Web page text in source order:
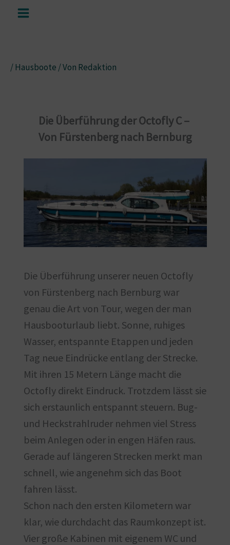
/Hausboote / Von Redaktion
Die Überführung der Octofly C –
Von Fürstenberg nach Bernburg
Die Überführung unserer neuen Octofly
von Fürstenberg nach Bernburg war
genau die Art von Tour, wegen der man
Hausbooturlaub liebt. Sonne, ruhiges
Wasser, entspannte Etappen und jeden
Tag neue Eindrücke entlang der Strecke.
Mit ihren 15 Metern Länge macht die
Octofly direkt Eindruck. Trotzdem lässt sie
sich erstaunlich entspannt steuern. Bug-
und Heckstrahlruder nehmen viel Stress
beim Anlegen oder in engen Häfen raus.
Gerade auf längeren Strecken merkt man
schnell, wie angenehm sich das Boot
fahren lässt.
Schon nach den ersten Kilometern war
klar, wie durchdacht das Raumkonzept ist.
Vier große Kabinen mit eigenem WC und